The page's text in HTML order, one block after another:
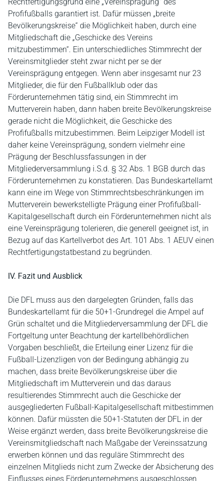
Profifußballs garantiert ist. Dafür müssen „breite
Bevölkerungskreise“ die Möglichkeit haben, durch eine
Mitgliedschaft die „Geschicke des Vereins
mitzubestimmen“. Ein unterschiedliches Stimmrecht der
Vereinsmitglieder steht zwar nicht per se der
Vereinsprägung entgegen. Wenn aber insgesamt nur 23
Mitglieder, die für den Fußballklub oder das
Förderunternehmen tätig sind, ein Stimmrecht im
Mutterverein haben, dann haben breite Bevölkerungskreise
gerade nicht die Möglichkeit, die Geschicke des
Profifußballs mitzubestimmen. Beim Leipziger Modell ist
daher keine Vereinsprägung, sondern vielmehr eine
Prägung der Beschlussfassungen in der
Mitgliederversammlung i.S.d. § 32 Abs. 1 BGB durch das
Förderunternehmen zu konstatieren. Das Bundeskartellamt
kann eine im Wege von Stimmrechtsbeschränkungen im
Mutterverein bewerkstelligte Prägung einer Profifußball-
Kapitalgesellschaft durch ein Förderunternehmen nicht als
eine Vereinsprägung tolerieren, die generell geeignet ist, in
Bezug auf das Kartellverbot des Art. 101 Abs. 1 AEUV einen
Rechtfertigungstatbestand zu begründen.
IV. Fazit und Ausblick
Die DFL muss aus den dargelegten Gründen, falls das
Bundeskartellamt für die 50+1-Grundregel die Ampel auf
Grün schaltet und die Mitgliederversammlung der DFL die
Fortgeltung unter Beachtung der kartellbehördlichen
Vorgaben beschließt, die Erteilung einer Lizenz für die
Fußball-Lizenzligen von der Bedingung abhängig zu
machen, dass breite Bevölkerungskreise über die
Mitgliedschaft im Mutterverein und das daraus
resultierendes Stimmrecht auch die Geschicke der
ausgegliederten Fußball-Kapitalgesellschaft mitbestimmen
können. Dafür müssten die 50+1-Statuten der DFL in der
Weise ergänzt werden, dass breite Bevölkerungskreise die
Vereinsmitgliedschaft nach Maßgabe der Vereinssatzung
erwerben können und das reguläre Stimmrecht des
einzelnen Mitglieds nicht zum Zwecke der Absicherung des
Einflusses eines Förderunternehmens ausgeschlossen